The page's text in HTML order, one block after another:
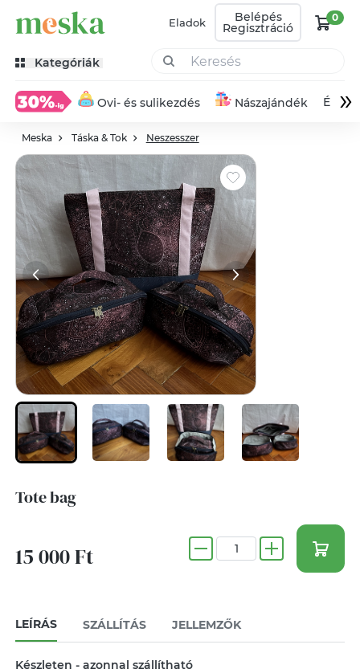
Eladok Belépés
Regisztráció
0
Kategóriák
Ovi- és sulikezdés Nászajándék »
Meska Táska & Tok Neszesszer
Tote bag
15 000 Ft
LEÍRÁS SZÁLLÍTÁS JELLEMZŐK
Készleten - azonnal szállítható